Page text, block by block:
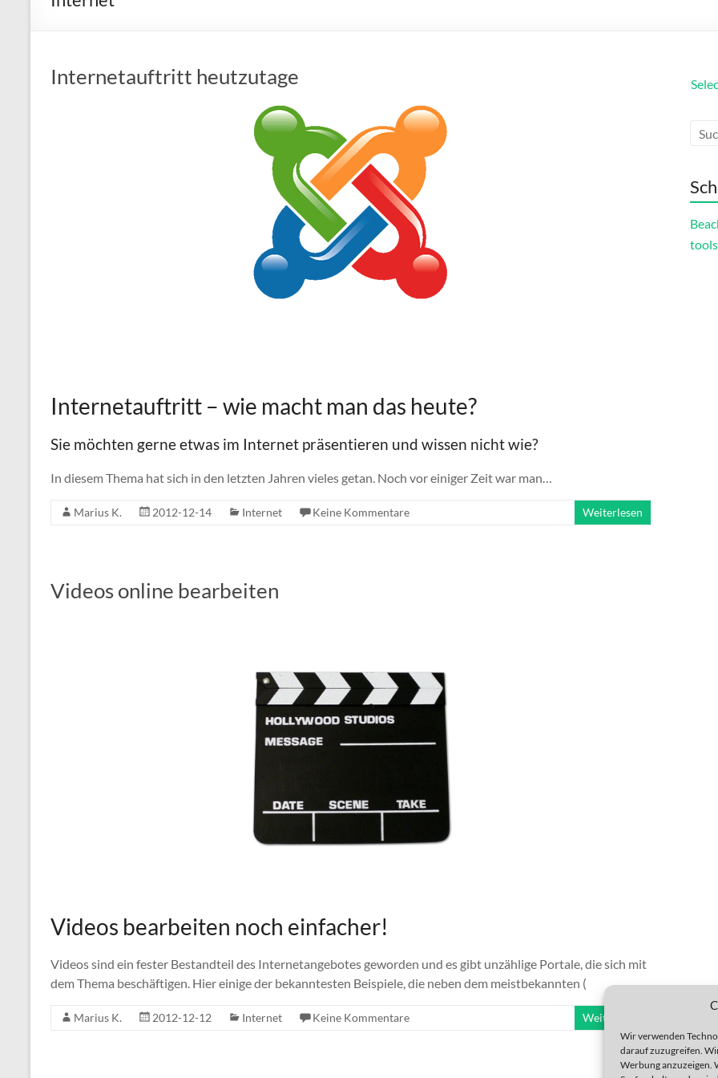
Wir verwenden
darauf zuzugreifen.
Werbung anzuzeigen.
fun
Internetauftritt heutzutage
Internetauftritt – wie macht man das heute?
Sie möchten gerne etwas im Internet präsentieren und wissen nicht wie?
In diesem Thema hat sich in den letzten Jahren vieles getan. Noch vor einiger Zeit war man…
Marius K. 2012-12-14 Internet Keine Kommentare Weiterlesen
Videos online bearbeiten
Videos bearbeiten noch einfacher!
Videos sind ein fester Bestandteil des Internetangebotes geworden und es gibt unzählige Portale, die sich mit
dem Thema beschäftigen. Hier einige der bekanntesten Beispiele, die neben dem meistbekannten (
Marius K. 2012-12-12 Internet Keine Kommentare Weiterlesen
tools